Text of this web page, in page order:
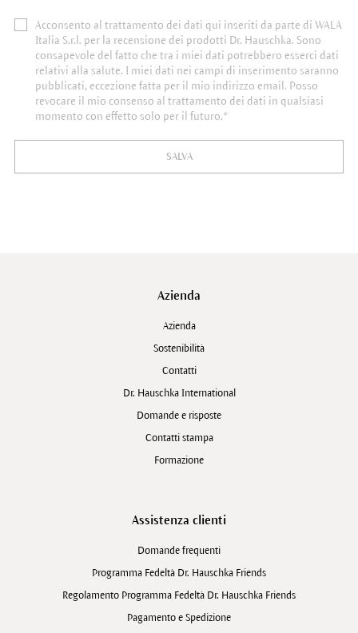
Acconsento al trattamento dei dati qui inseriti da parte di WALA
Italia S.r.l. per la recensione dei prodotti Dr. Hauschka. Sono
consapevole del fatto che tra i miei dati potrebbero esserci dati
relativi alla salute. I miei dati nei campi di inserimento saranno
pubblicati, eccezione fatta per il mio indirizzo email. Posso
revocare il mio consenso al trattamento dei dati in qualsiasi
momento con effetto solo per il futuro.*
SALVA
Azienda
Azienda
Sostenibilità
Contatti
Dr. Hauschka International
Domande e risposte
Contatti stampa
Formazione
Assistenza clienti
Domande frequenti
Programma Fedeltà Dr. Hauschka Friends
Regolamento Programma Fedeltà Dr. Hauschka Friends
Pagamento e Spedizione